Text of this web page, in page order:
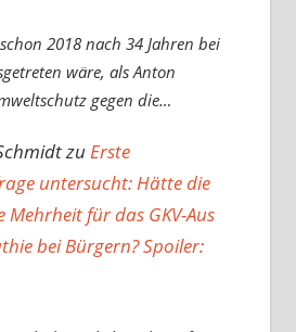
2018 nach 34 Jahren bei
wäre, als Anton
gegen die…
zuErste
untersucht: Hätte die
Mehrheit für das GKV-Aus
bei Bürgern? Spoiler: